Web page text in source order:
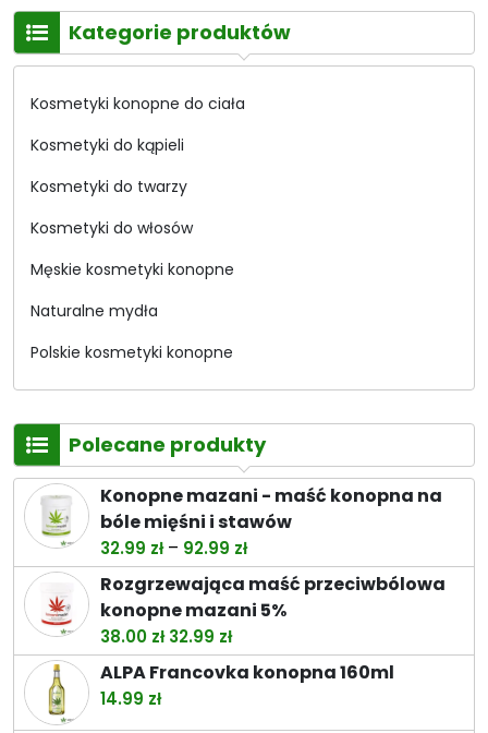
Kategorie produktów
Kosmetyki konopne do ciała
Kosmetyki do kąpieli
Kosmetyki do twarzy
Kosmetyki do włosów
Męskie kosmetyki konopne
Naturalne mydła
Polskie kosmetyki konopne
Polecane produkty
Konopne mazani - maść konopna na
bóle mięśni i stawów
32.99 zł – 92.99 złZakres
cen:
od
do
92.99 zł
Rozgrzewająca maść przeciwbólowa
konopne mazani 5%
38.00 zł Pierwotna
cena
32.99 złAktualna
cena
ALPA Francovka konopna 160ml
14.99 zł